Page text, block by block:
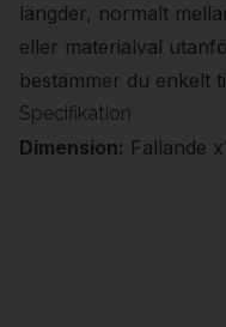
längder, normalt
eller materialval
bestämmer du enkelt
Specifikation
Dimension: Fallande